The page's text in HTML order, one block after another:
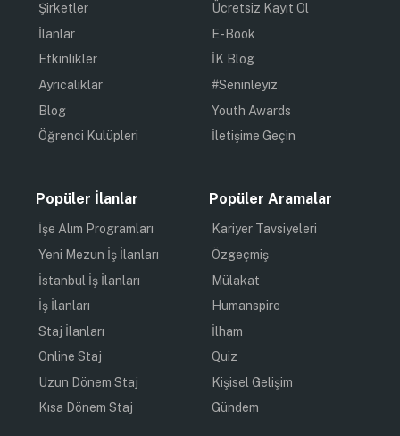
Şirketler
İlanlar
Etkinlikler
Ayrıcalıklar
Blog
Öğrenci Kulüpleri
Ücretsiz Kayıt Ol
E-Book
İK Blog
#Seninleyiz
Youth Awards
İletişime Geçin
Popüler İlanlar
İşe Alım Programları
Yeni Mezun İş İlanları
İstanbul İş İlanları
İş İlanları
Staj İlanları
Online Staj
Uzun Dönem Staj
Kısa Dönem Staj
Popüler Aramalar
Kariyer Tavsiyeleri
Özgeçmiş
Mülakat
Humanspire
İlham
Quiz
Kişisel Gelişim
Gündem